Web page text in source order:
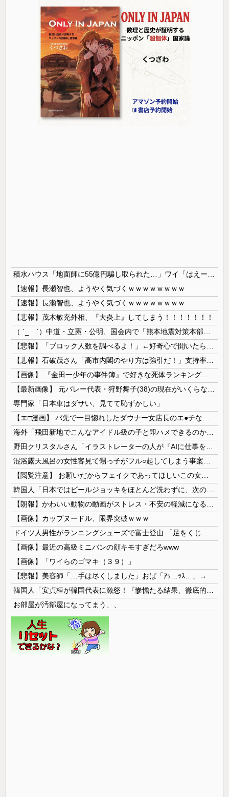
【速報】長瀬智也、ようやく気づくｗｗｗｗｗｗｗｗ
【速報】長瀬智也、ようやく気づくｗｗｗｗｗｗｗｗ
【悲報】茂木敏充外相、『大炎上』してしまう！！！！！！！
専門家「日本車はダサい、見てて恥ずかしい」
【画像】カップヌードル、限界突破ｗｗｗ
【画像】最近の高級ミニバンの顔キモすぎだろwww
【画像】「ワイらのゴマキ（３９）」
【悲報】美容師「…手は尽くしました」おば「ｱｯ…ｯｽ…」→
お部屋が汚部屋になってまう、、